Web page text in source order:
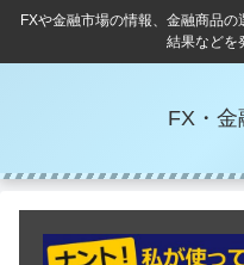
FXや金融市場の情報、金融商品
結果などを
FX・金